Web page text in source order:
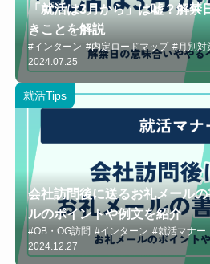
「就活は3月から」は嘘？解禁
きことを解説
#インターン #内定ロードマップ #月別対
2024.07.25
就活Tips
会社訪問後に送るお礼メール
ルのポイントや例文を紹介
#OB・OG訪問 #インターン #就活マナー
2024.12.27